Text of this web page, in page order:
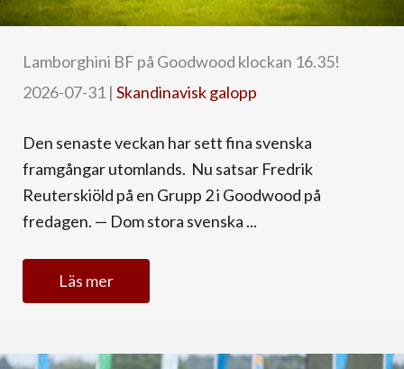
Lamborghini BF på Goodwood klockan 16.35!
2026-07-31 | Skandinavisk galopp
Den senaste veckan har sett fina svenska
framgångar utomlands. Nu satsar Fredrik
Reuterskiöld på en Grupp 2 i Goodwood på
fredagen. — Dom stora svenska ...
Läs mer